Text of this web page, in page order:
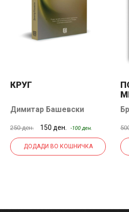
КРУГ
Димитар Башевски
250 ден. 150 ден. -100 ден.
ДОДАДИ ВО КОШНИЧКА